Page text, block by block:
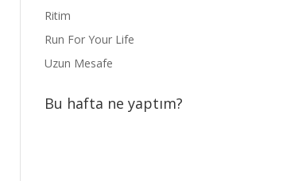
Ritim
Run For Your Life
Uzun Mesafe
Bu hafta ne yaptım?